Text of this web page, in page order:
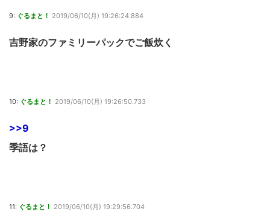
9: ぐるまと！ 2019/06/10(月) 19:26:24.884
吉野家のファミリーパックでご飯炊く
10: ぐるまと！ 2019/06/10(月) 19:26:50.733
>>9
季語は？
11: ぐるまと！ 2019/06/10(月) 19:29:56.704